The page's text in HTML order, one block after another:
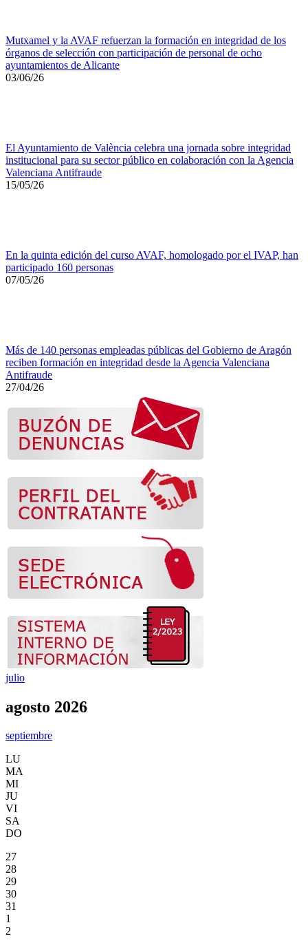
Mutxamel y la AVAF refuerzan la formación en integridad de los
órganos de selección con participación de personal de ocho
ayuntamientos de Alicante
03/06/26
El Ayuntamiento de València celebra una jornada sobre integridad
institucional para su sector público en colaboración con la Agencia
Valenciana Antifraude
15/05/26
En la quinta edición del curso AVAF, homologado por el IVAP, han
participado 160 personas
07/05/26
Más de 140 personas empleadas públicas del Gobierno de Aragón
reciben formación en integridad desde la Agencia Valenciana
Antifraude
27/04/26
julio
agosto 2026
septiembre
LU
MA
MI
JU
VI
SA
DO
27
28
29
30
31
1
2